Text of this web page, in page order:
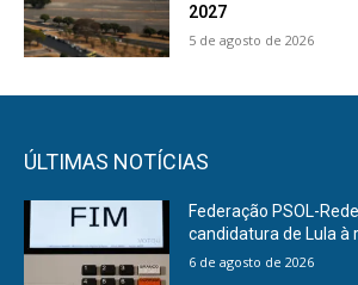
2027
5 de agosto de 2026
ÚLTIMAS NOTÍCIAS
Federação PSOL-
candidatura de Lula à
6 de agosto de 2026